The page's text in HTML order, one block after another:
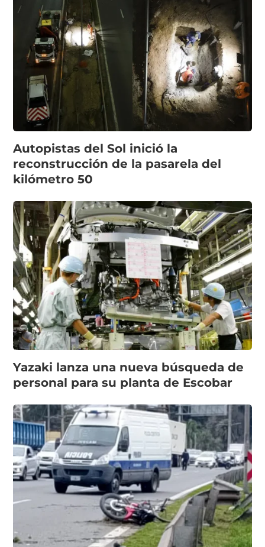
Autopistas del Sol inició la
reconstrucción de la pasarela del
kilómetro 50
Yazaki lanza una nueva búsqueda de
personal para su planta de Escobar